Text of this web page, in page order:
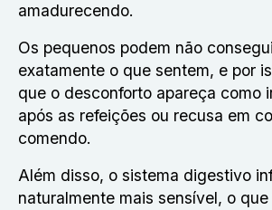
amadurecendo.
Os pequenos podem não
exatamente o que sentem, e por
que o desconforto apareça como
após as refeições ou recusa em
comendo.
Além disso, o sistema digestivo
naturalmente mais sensível, o